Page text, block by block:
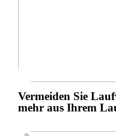
Vermeiden Sie
mehr aus Ihrem